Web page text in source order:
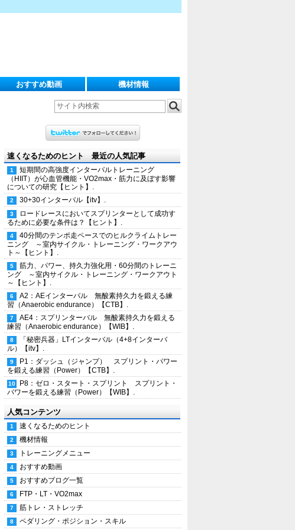
おすすめ動画 機材情報
速くなるためのヒント 最近の人気記事
短期間の高強度インターバルトレーニング
（HIIT）が心血管機能・VO2max・筋力に及ぼす影響
についての研究【ヒント】.
30+30インターバル【itv】.
ロードレースにおいてスプリンターとして成功す
るために必要な条件は？【ヒント】.
40分間のテンポ走ペースでのヒルクライムトレー
ニング ～室内サイクル・トレーニング・ワークアウ
ト～【ヒント】.
筋力、パワー、持久力強化用・60分間のトレーニ
ング ～室内サイクル・トレーニング・ワークアウト
～【ヒント】.
A2：AEインターバル 無酸素持久力を鍛える練
習（Anaerobic endurance）【CTB】.
AE4：スプリンターバル 無酸素持久力を鍛える
練習（Anaerobic endurance）【WIB】.
「秘密兵器」LTインターバル（4+8インターバ
ル）【itv】.
P1：ダッシュ（ジャンプ） スプリント・パワー
を鍛える練習（Power）【CTB】.
P8：ゼロ・スタート・スプリント スプリント・
パワーを鍛える練習（Power）【WIB】.
人気コンテンツ
速くなるためのヒント
機材情報
トレーニングメニュー
おすすめ動画
おすすめブログ一覧
FTP・LT・VO2max
筋トレ・ストレッチ
ペダリング・ポジション・スキル